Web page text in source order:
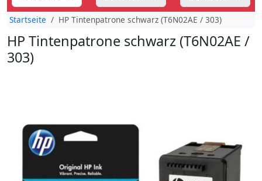
Startseite HP Tintenpatrone schwarz (T6N02AE / 303)
HP Tintenpatrone schwarz (T6N02AE /
303)